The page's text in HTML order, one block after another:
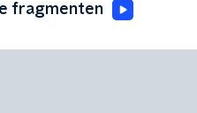
fragmenten